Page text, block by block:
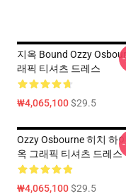
지옥 Bound Ozzy
래픽 티셔츠 드레스
₩4,065,100$29.5
Ozzy Osbourne 히치 하
옥 그래픽 티셔츠 드레스
₩4,065,100$29.5